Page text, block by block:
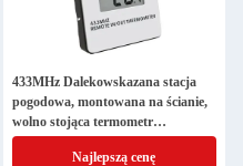
433MHz Dalekowskazana stacja
pogodowa, montowana na ścianie,
wolno stojąca termometr
wewnętrzny, bezprzewodowy
Najlepszą cenę